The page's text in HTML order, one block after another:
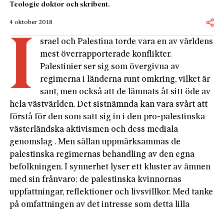
Teologie doktor och skribent.
4 oktober 2018
I
srael och Palestina torde vara en av världens
mest överrapporterade konflikter.
Palestinier ser sig som övergivna av
regimerna i länderna runt omkring, vilket är
sant, men också att de lämnats åt sitt öde av
hela västvärlden. Det sistnämnda kan vara svårt att
förstå för den som satt sig in i den pro-palestinska
västerländska aktivismen och dess mediala
genomslag . Men sällan uppmärksammas de
palestinska regimernas behandling av den egna
befolkningen. I synnerhet lyser ett kluster av ämnen
med sin frånvaro: de palestinska kvinnornas
uppfattningar, reflektioner och livsvillkor. Med tanke
på omfattningen av det intresse som detta lilla